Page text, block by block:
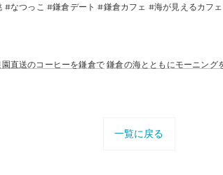
なつっこ #鎌倉デート #鎌倉カフェ #海が見えるカフ
園直送のコーヒーを鎌倉で 鎌倉の海とともにモーニング
一覧に戻る